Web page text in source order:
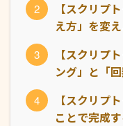
【スクリプ
え方」を変
【スクリプ
ング」と「
【スクリプ
ことで完成